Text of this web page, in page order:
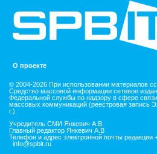
О проекте
© 2004-2026 При использовании материалов
Средство массовой информации сетевое
Федеральной службы по надзору в сфере
массовых коммуникаций (реестровая запись
г.).
Учредитель СМИ Янкевич А.В
Главный редактор Янкевич А.В
Телефон и адрес электронной почты редакции
info@spbit.ru